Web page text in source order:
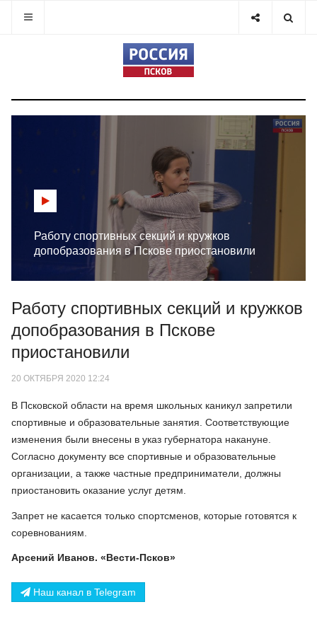
Работу спортивных секций и кружков
допобразования в Пскове приостановили
Работу спортивных секций и кружков
допобразования в Пскове
приостановили
20 ОКТЯБРЯ 2020 12:24
В Псковской области на время школьных каникул запретили
спортивные и образовательные занятия. Соответствующие
изменения были внесены в указ губернатора накануне.
Согласно документу все спортивные и образовательные
организации, а также частные предприниматели, должны
приостановить оказание услуг детям.
Запрет не касается только спортсменов, которые готовятся к
соревнованиям.
Арсений Иванов. «Вести-Псков»
Наш канал в Telegram